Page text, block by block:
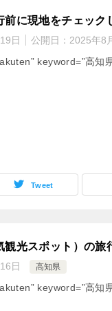
前に現地をチェック
日 公開日： 2025年8
keyword=”高知
Tweet
観光スポット）の
日 高知県
keyword=”高知